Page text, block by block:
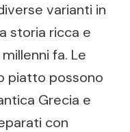
varianti in
storia ricca e
fa. Le
piatto possono
Grecia e
con